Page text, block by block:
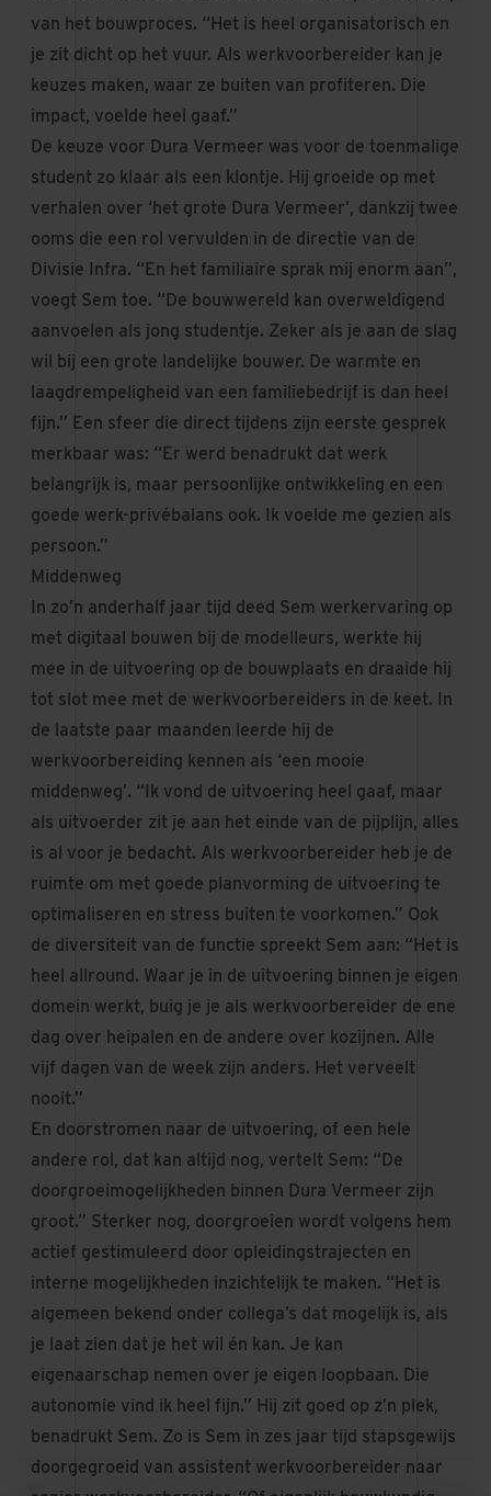
van het bouwproces. “Het is heel organisatorisch en
je zit dicht op het vuur. Als werkvoorbereider kan je
keuzes maken, waar ze buiten van profiteren. Die
impact, voelde heel gaaf.”
De keuze voor Dura Vermeer was voor de toenmalige
student zo klaar als een klontje. Hij groeide op met
verhalen over ‘het grote Dura Vermeer’, dankzij twee
ooms die een rol vervulden in de directie van de
Divisie Infra. “En het familiaire sprak mij enorm aan”,
voegt Sem toe. “De bouwwereld kan overweldigend
aanvoelen als jong studentje. Zeker als je aan de slag
wil bij een grote landelijke bouwer. De warmte en
laagdrempeligheid van een familiebedrijf is dan heel
fijn.” Een sfeer die direct tijdens zijn eerste gesprek
merkbaar was: “Er werd benadrukt dat werk
belangrijk is, maar persoonlijke ontwikkeling en een
goede werk-privébalans ook. Ik voelde me gezien als
persoon.”
Middenweg
In zo’n anderhalf jaar tijd deed Sem werkervaring op
met digitaal bouwen bij de modelleurs, werkte hij
mee in de uitvoering op de bouwplaats en draaide hij
tot slot mee met de werkvoorbereiders in de keet. In
de laatste paar maanden leerde hij de
werkvoorbereiding kennen als ‘een mooie
middenweg’. “Ik vond de uitvoering heel gaaf, maar
als uitvoerder zit je aan het einde van de pijplijn, alles
is al voor je bedacht. Als werkvoorbereider heb je de
ruimte om met goede planvorming de uitvoering te
optimaliseren en stress buiten te voorkomen.” Ook
de diversiteit van de functie spreekt Sem aan: “Het is
heel allround. Waar je in de uitvoering binnen je eigen
domein werkt, buig je je als werkvoorbereider de ene
dag over heipalen en de andere over kozijnen. Alle
vijf dagen van de week zijn anders. Het verveelt
nooit.”
En doorstromen naar de uitvoering, of een hele
andere rol, dat kan altijd nog, vertelt Sem: “De
doorgroeimogelijkheden binnen Dura Vermeer zijn
groot.” Sterker nog, doorgroeien wordt volgens hem
actief gestimuleerd door opleidingstrajecten en
interne mogelijkheden inzichtelijk te maken. “Het is
algemeen bekend onder collega’s dat mogelijk is, als
je laat zien dat je het wil én kan. Je kan
eigenaarschap nemen over je eigen loopbaan. Die
autonomie vind ik heel fijn.” Hij zit goed op z’n plek,
benadrukt Sem. Zo is Sem in zes jaar tijd stapsgewijs
doorgegroeid van assistent werkvoorbereider naar